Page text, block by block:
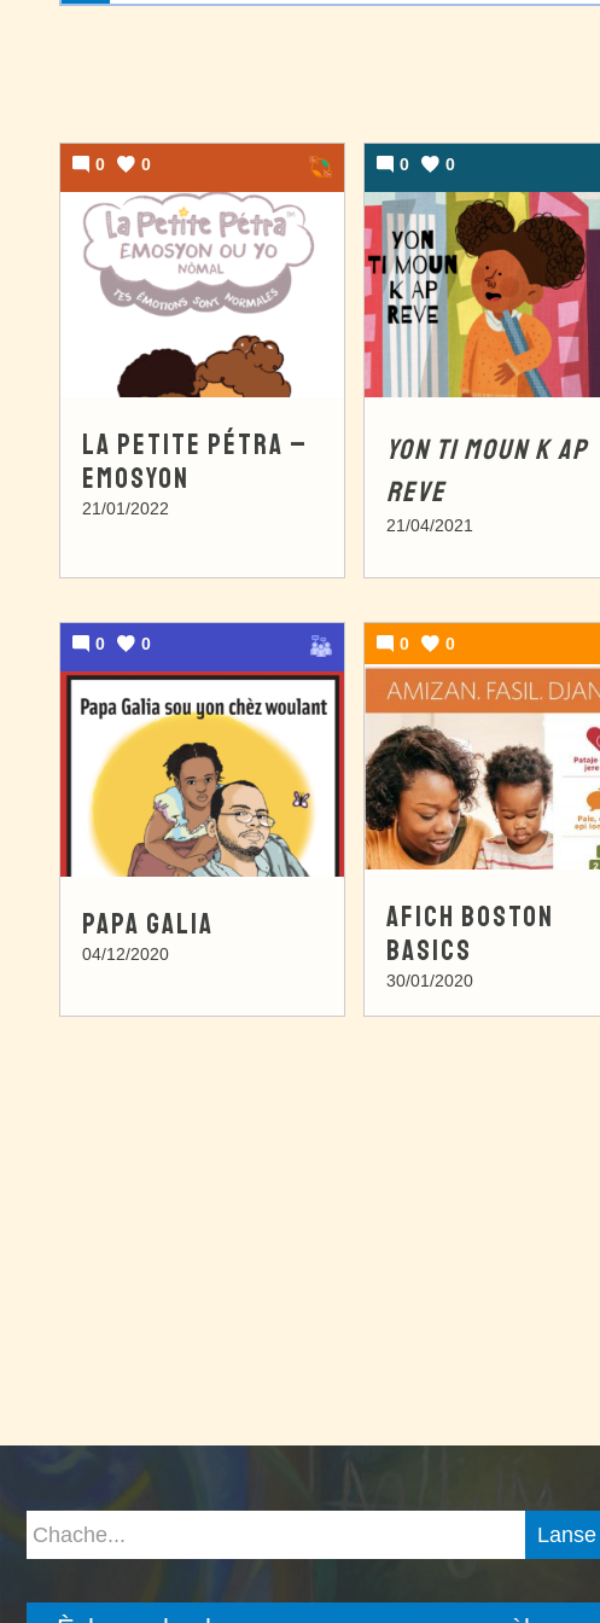
0 0
LA PETITE PÉTRA –
EMOSYON
21/01/2022
0 0
YON TI MOUN K AP
REVE
21/04/2021
0 0
PAPA GALIA
04/12/2020
0 0
AFICH BOSTON
BASICS
30/01/2020